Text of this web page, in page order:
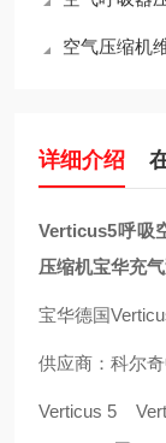
空气压缩机
详细介绍
Verticus5呼吸
压缩机宝华充
宝华德国
供应商：科尔
Verticus 5